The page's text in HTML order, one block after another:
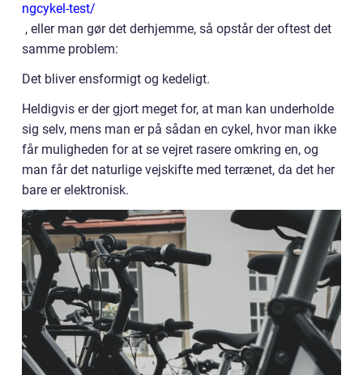
ngcykel-test/
, eller man gør det derhjemme, så opstår der oftest det
samme problem:
Det bliver ensformigt og kedeligt.
Heldigvis er der gjort meget for, at man kan underholde
sig selv, mens man er på sådan en cykel, hvor man ikke
får muligheden for at se vejret rasere omkring en, og
man får det naturlige vejskifte med terrænet, da det her
bare er elektronisk.